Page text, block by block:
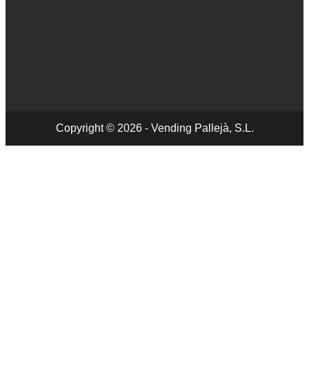
Copyright © 2026 - Vending Pallejà, S.L.